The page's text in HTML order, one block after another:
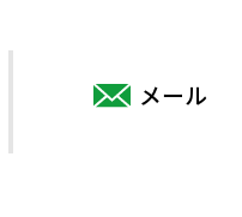
メール